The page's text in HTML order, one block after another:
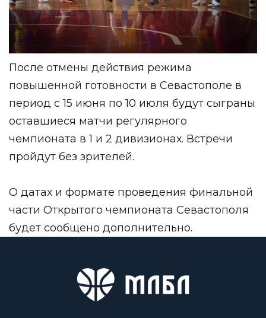
После отмены действия режима
повышенной готовности в Севастополе в
период с 15 июня по 10 июля будут сыграны
оставшиеся матчи регулярного
чемпионата в 1 и 2 дивизионах. Встречи
пройдут без зрителей.
О датах и формате проведения финальной
части Открытого чемпионата Севастополя
будет сообщено дополнительно.